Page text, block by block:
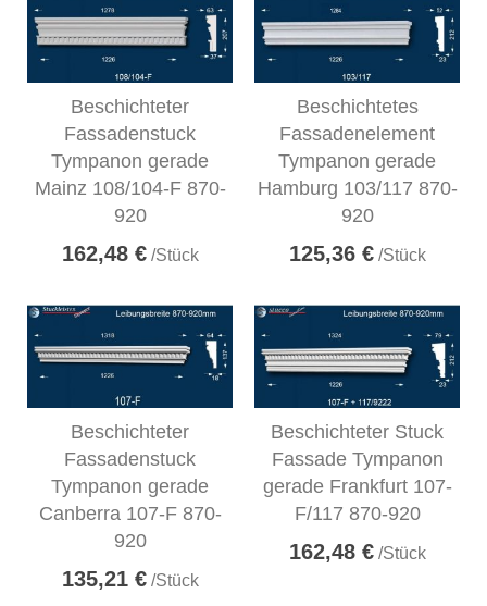
Beschichteter
Fassadenstuck
Tympanon gerade
Mainz 108/104-F 870-
920
162,48 €/Stück
Beschichtetes
Fassadenelement
Tympanon gerade
Hamburg 103/117 870-
920
125,36 €/Stück
Beschichteter
Fassadenstuck
Tympanon gerade
Canberra 107-F 870-
920
135,21 €/Stück
Beschichteter Stuck
Fassade Tympanon
gerade Frankfurt 107-
F/117 870-920
162,48 €/Stück